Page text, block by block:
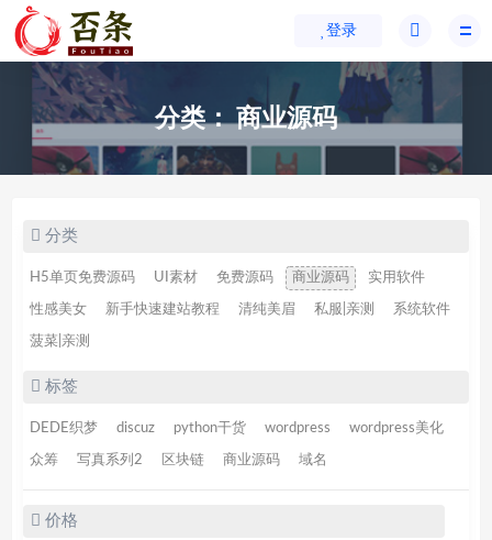
登录
分类：商业源码
分类
H5单页免费源码 UI素材 免费源码 商业源码 实用软件
性感美女 新手快速建站教程 清纯美眉 私服|亲测 系统软件
菠菜|亲测
标签
DEDE织梦 discuz python干货 wordpress wordpress美化
众筹 写真系列2 区块链 商业源码 域名
价格